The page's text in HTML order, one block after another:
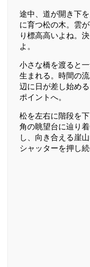
途中、道が開き下
に育つ松の木。雲
り標高高いよね。
よ。
小さな橋を渡ると
生まれる。時間の
辺に日が差し始め
ポイントへ。
松を左右に階段を
角の眺望台に辿り
し、向き合える崖
シャッターを押し続